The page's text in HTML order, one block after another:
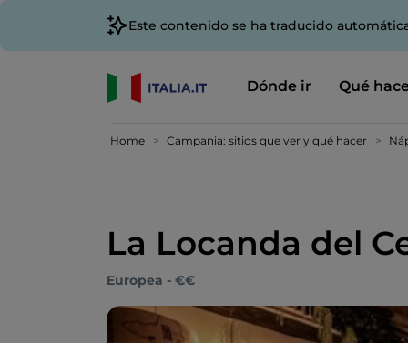
Este contenido se ha traducido
Dónde ir Qué
Home Campania: sitios que ver y qué hacer
La Locanda del
Europea - €€